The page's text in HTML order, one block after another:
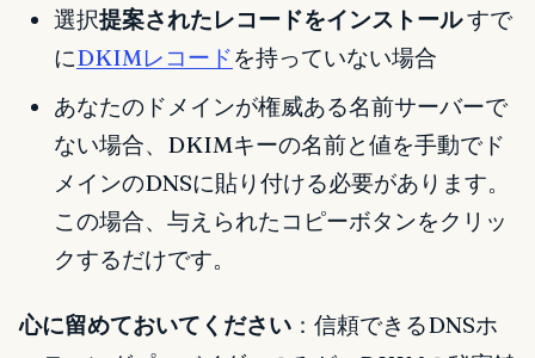
選択提案されたレコードをインストールすで
にDKIMレコードを持っていない場合
あなたのドメインが権威ある名前サーバーで
ない場合、DKIMキーの名前と値を手動でド
メインのDNSに貼り付ける必要があります。
この場合、与えられたコピーボタンをクリッ
クするだけです。
心に留めておいてください ：信頼できるDNSホ